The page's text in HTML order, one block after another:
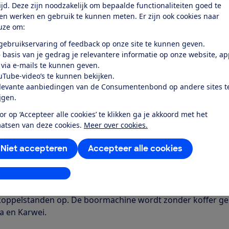
Deze zijn noodzakelijk om bepaalde functionaliteiten goed te
werken en gebruik te kunnen meten. Er zijn ook cookies naar
om:
of feedback op onze site te kunnen geven.
basis van je gedrag je relevantere informatie op onze website,
e-mails te kunnen geven.
video’s te kunnen bekijken.
aanbiedingen van de Consumentenbond op andere sites
op ‘Accepteer alle cookies’ te klikken ga je akkoord met het
van deze cookies. Meer over cookies.
Accepteer alle cookies
Niet accepteren
aanpassen
toegang tot deze test?
Word lid
Al lid? Log in
dit product
door de Consumentenbond
20V accuboormachine (1 accu 2.0 Ah) is een
op. De boormachine wordt zonder koffer
en Karwei.